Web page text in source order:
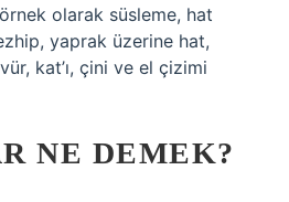
olarak süsleme, hat
yaprak üzerine hat,
kat’ı, çini ve el çizimi
NE DEMEK?